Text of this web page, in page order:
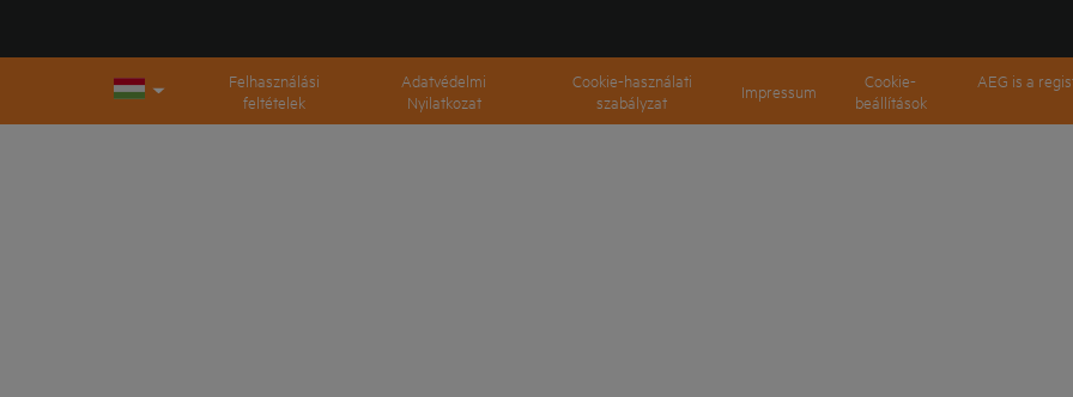
Felhasználási
feltételek
Adatvédelmi
Nyilatkozat
Cookie-használati
szabályzat
Impressum
Cookie-
beállítások
AEG is a